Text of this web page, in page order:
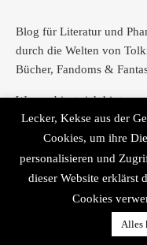
Blog für Literatur und
durch die Welten von
Bücher, Fandoms &
Wer verbirgt sich hinter
gibt eshier!
2026 © geek's
Ashe
Lecker, Kekse aus der
Cookies, um ihre
personalisieren und
dieser Website erklärst
Cookies
Alles